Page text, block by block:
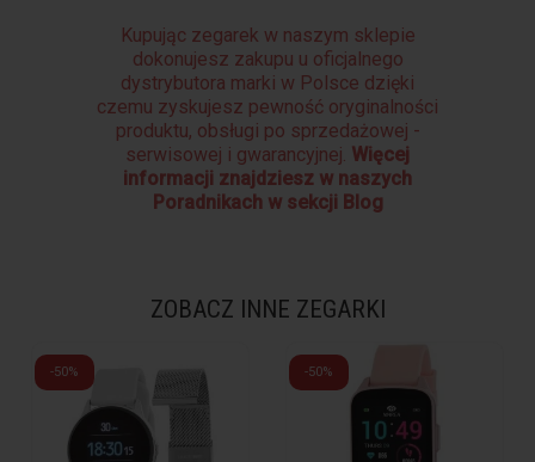
Kupując zegarek w naszym sklepie
dokonujesz zakupu u oficjalnego
dystrybutora marki w Polsce dzięki
czemu zyskujesz pewność oryginalności
produktu, obsługi po sprzedażowej -
serwisowej i gwarancyjnej. Więcej
informacji znajdziesz w naszych
Poradnikach w sekcji Blog
ZOBACZ INNE ZEGARKI
-50% -50%